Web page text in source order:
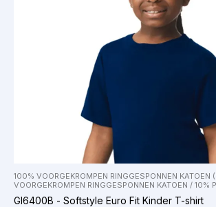
100% VOORGEKROMPEN RINGGESPONNEN KATOEN
VOORGEKROMPEN RINGGESPONNEN KATOEN / 10%
GI6400B - Softstyle Euro Fit Kinder T-shirt